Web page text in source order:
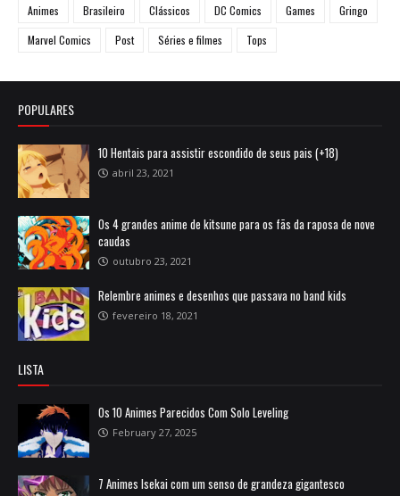
Animes Brasileiro Clássicos DC Comics Games
Gringo
Marvel Comics
Post Séries e filmes Tops
POPULARES
10 Hentais para assistir escondido de seus pais (+18)
abril 23, 2021
Os 4 grandes anime de kitsune para os fãs da raposa de nove
caudas
outubro 23, 2021
Relembre animes e desenhos que passava no band kids
fevereiro 18, 2021
LISTA
Os 10 Animes Parecidos Com Solo Leveling
February 27, 2025
7 Animes Isekai com um senso de grandeza gigantesco